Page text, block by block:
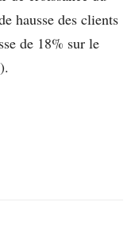
hausse des clients
de 18% sur le